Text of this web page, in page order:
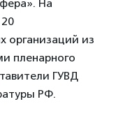
На
организаций из
пленарного
ГУВД
РФ.